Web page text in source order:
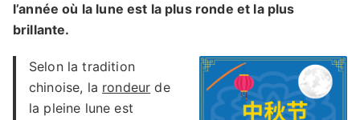
l’année où la lune est la plus ronde et la plus
brillante.
Selon la tradition
chinoise, la rondeur de
la pleine lune est